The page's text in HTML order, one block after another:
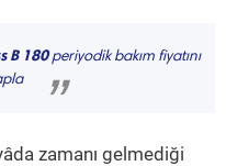
B 180periyodik bakım fiyatını
”
zamanı gelmediği